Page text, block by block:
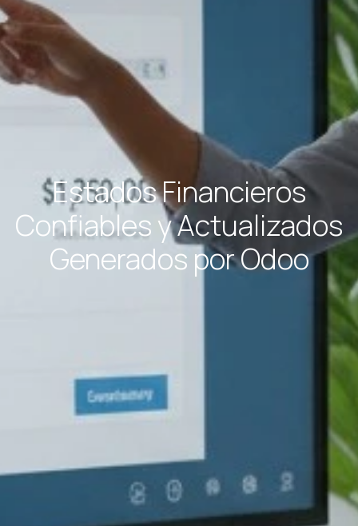
Estados Financieros
Confiables y Actualizados
Generados por Odoo